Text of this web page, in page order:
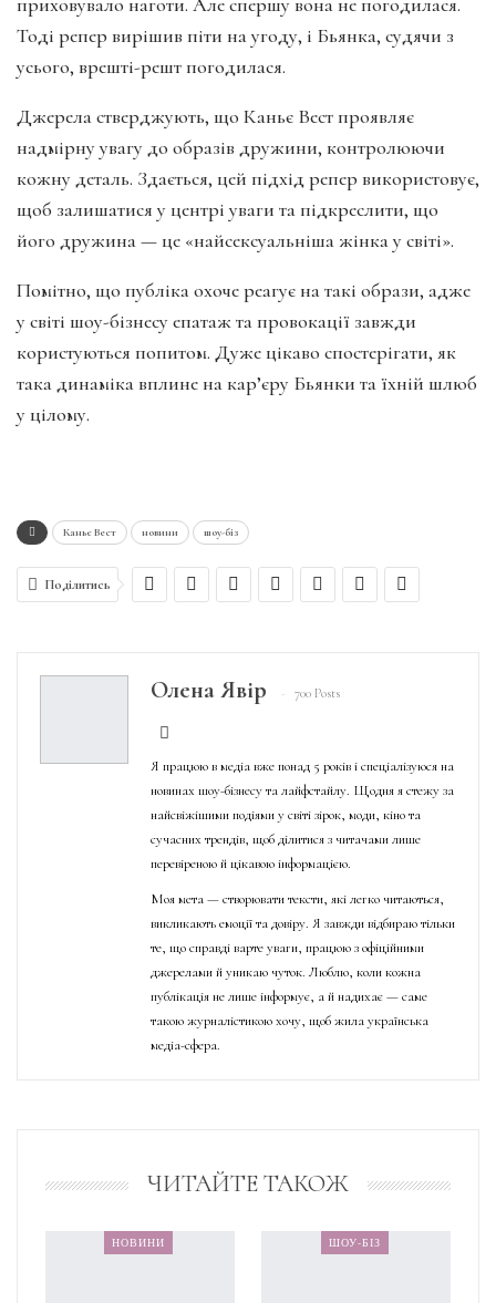
Тоді репер вирішив піти на угоду, і Бьянка, судячи з
усього, врешті-решт погодилася.
Джерела стверджують, що Каньє Вест проявляє
надмірну увагу до образів дружини, контролюючи
кожну деталь. Здається, цей підхід репер використовує,
щоб залишатися у центрі уваги та підкреслити, що
його дружина — це «найсексуальніша жінка у світі».
Помітно, що публіка охоче реагує на такі образи, адже
у світі шоу-бізнесу епатаж та провокації завжди
користуються попитом. Дуже цікаво спостерігати, як
така динаміка вплине на кар’єру Бьянки та їхній шлюб
у цілому.
Каньє Вест новини шоу-біз
Поділитись
Олена Явір 700 Posts
Я працюю в медіа вже понад 5 років і спеціалізуюся на
новинах шоу-бізнесу та лайфстайлу. Щодня я стежу за
найсвіжішими подіями у світі зірок, моди, кіно та
сучасних трендів, щоб ділитися з читачами лише
перевіреною й цікавою інформацією.
Моя мета — створювати тексти, які легко читаються,
викликають емоції та довіру. Я завжди відбираю тільки
те, що справді варте уваги, працюю з офіційними
джерелами й уникаю чуток. Люблю, коли кожна
публікація не лише інформує, а й надихає — саме
такою журналістикою хочу, щоб жила українська
медіа-сфера.
ЧИТАЙТЕ ТАКОЖ
НОВИНИ ШОУ-БІЗ